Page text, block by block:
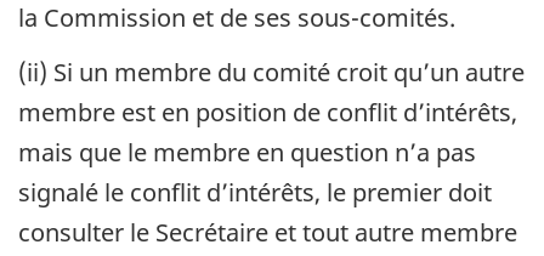
la Commission et de ses sous-comités.
(ii) Si un membre du comité croit qu’un autre
membre est en position de conflit d’intérêts,
mais que le membre en question n’a pas
signalé le conflit d’intérêts, le premier doit
consulter le Secrétaire et tout autre membre